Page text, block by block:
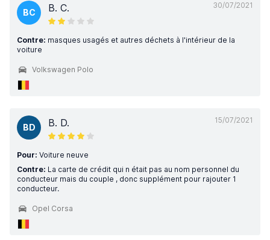
30/07/2021
BC B. C.
Contre: masques usagés et autres déchets à l'intérieur de la
voiture
Volkswagen Polo
15/07/2021
BD B. D.
Pour: Voiture neuve
Contre: La carte de crédit qui n était pas au nom personnel du
conducteur mais du couple , donc supplément pour rajouter 1
conducteur.
Opel Corsa